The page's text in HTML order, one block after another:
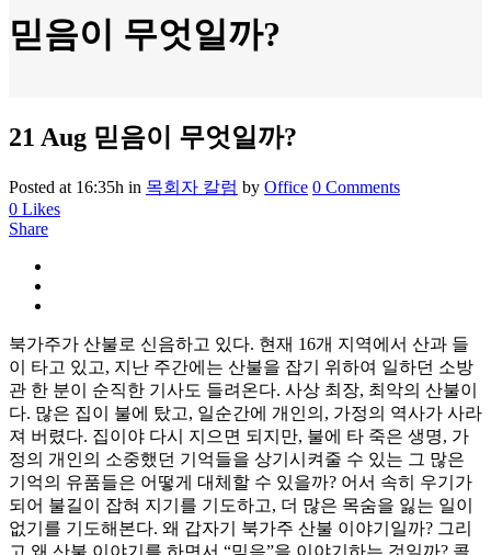
믿음이 무엇일까?
21 Aug 믿음이 무엇일까?
Posted at 16:35h in 목회자 칼럼 by Office 0 Comments
0 Likes
Share
북가주가 산불로 신음하고 있다. 현재 16개 지역에서 산과 들
이 타고 있고, 지난 주간에는 산불을 잡기 위하여 일하던 소방
관 한 분이 순직한 기사도 들려온다. 사상 최장, 최악의 산불이
다. 많은 집이 불에 탔고, 일순간에 개인의, 가정의 역사가 사라
져 버렸다. 집이야 다시 지으면 되지만, 불에 타 죽은 생명, 가
정의 개인의 소중했던 기억들을 상기시켜줄 수 있는 그 많은
기억의 유품들은 어떻게 대체할 수 있을까? 어서 속히 우기가
되어 불길이 잡혀 지기를 기도하고, 더 많은 목숨을 잃는 일이
없기를 기도해본다. 왜 갑자기 북가주 산불 이야기일까? 그리
고 왜 산불 이야기를 하면서 “믿음”을 이야기하는 것일까? 콜